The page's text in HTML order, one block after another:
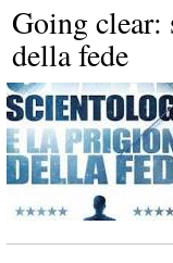
Going
della fede